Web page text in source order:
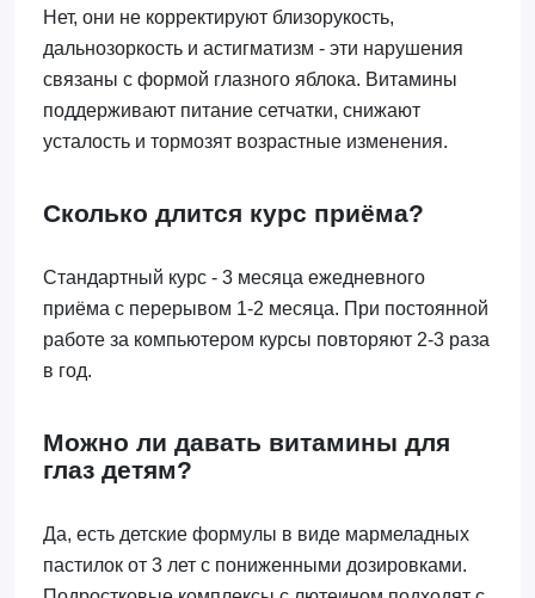
Нет, они не корректируют близорукость,
дальнозоркость и астигматизм - эти нарушения
связаны с формой глазного яблока. Витамины
поддерживают питание сетчатки, снижают
усталость и тормозят возрастные изменения.
Сколько длится курс приёма?
Стандартный курс - 3 месяца ежедневного
приёма с перерывом 1-2 месяца. При постоянной
работе за компьютером курсы повторяют 2-3 раза
в год.
Можно ли давать витамины для
глаз детям?
Да, есть детские формулы в виде мармеладных
пастилок от 3 лет с пониженными дозировками.